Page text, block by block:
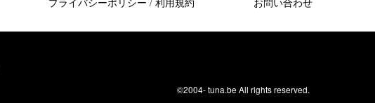
©2004-tuna.be All rights reserved.